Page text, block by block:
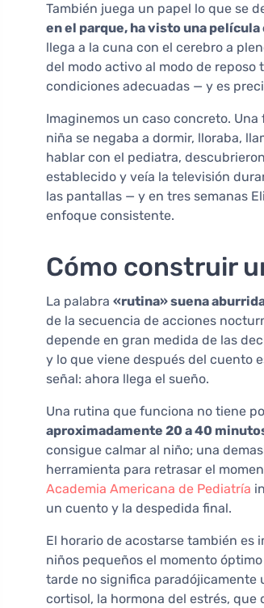
También juega un papel lo que se
en el parque, ha visto una
llega a la cuna con el cerebro a
del modo activo al modo de
condiciones adecuadas — y es
Imaginemos un caso concreto.
niña se negaba a dormir, lloraba,
hablar con el pediatra,
establecido y veía la televisión
las pantallas — y en tres semanas
enfoque consistente.
Cómo construir
La palabra «rutina» suena
de la secuencia de acciones
depende en gran medida de las
y lo que viene después del cuento
señal: ahora llega el sueño.
Una rutina que funciona no tiene
aproximadamente 20 a 40
consigue calmar al niño; una
herramienta para retrasar el
Academia Americana de Pediatría
un cuento y la despedida final.
El horario de acostarse también
niños pequeños el momento
tarde no significa paradójicamente
cortisol, la hormona del estrés,